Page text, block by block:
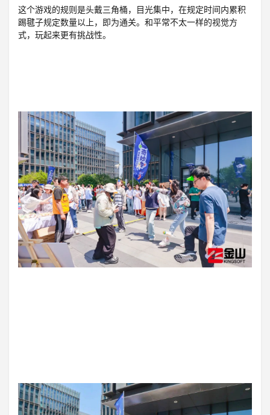
这个游戏的规则是头戴三角桶，目光集中，在规定时间内累积
踢毽子规定数量以上，即为通关。和平常不太一样的视觉方
式，玩起来更有挑战性。